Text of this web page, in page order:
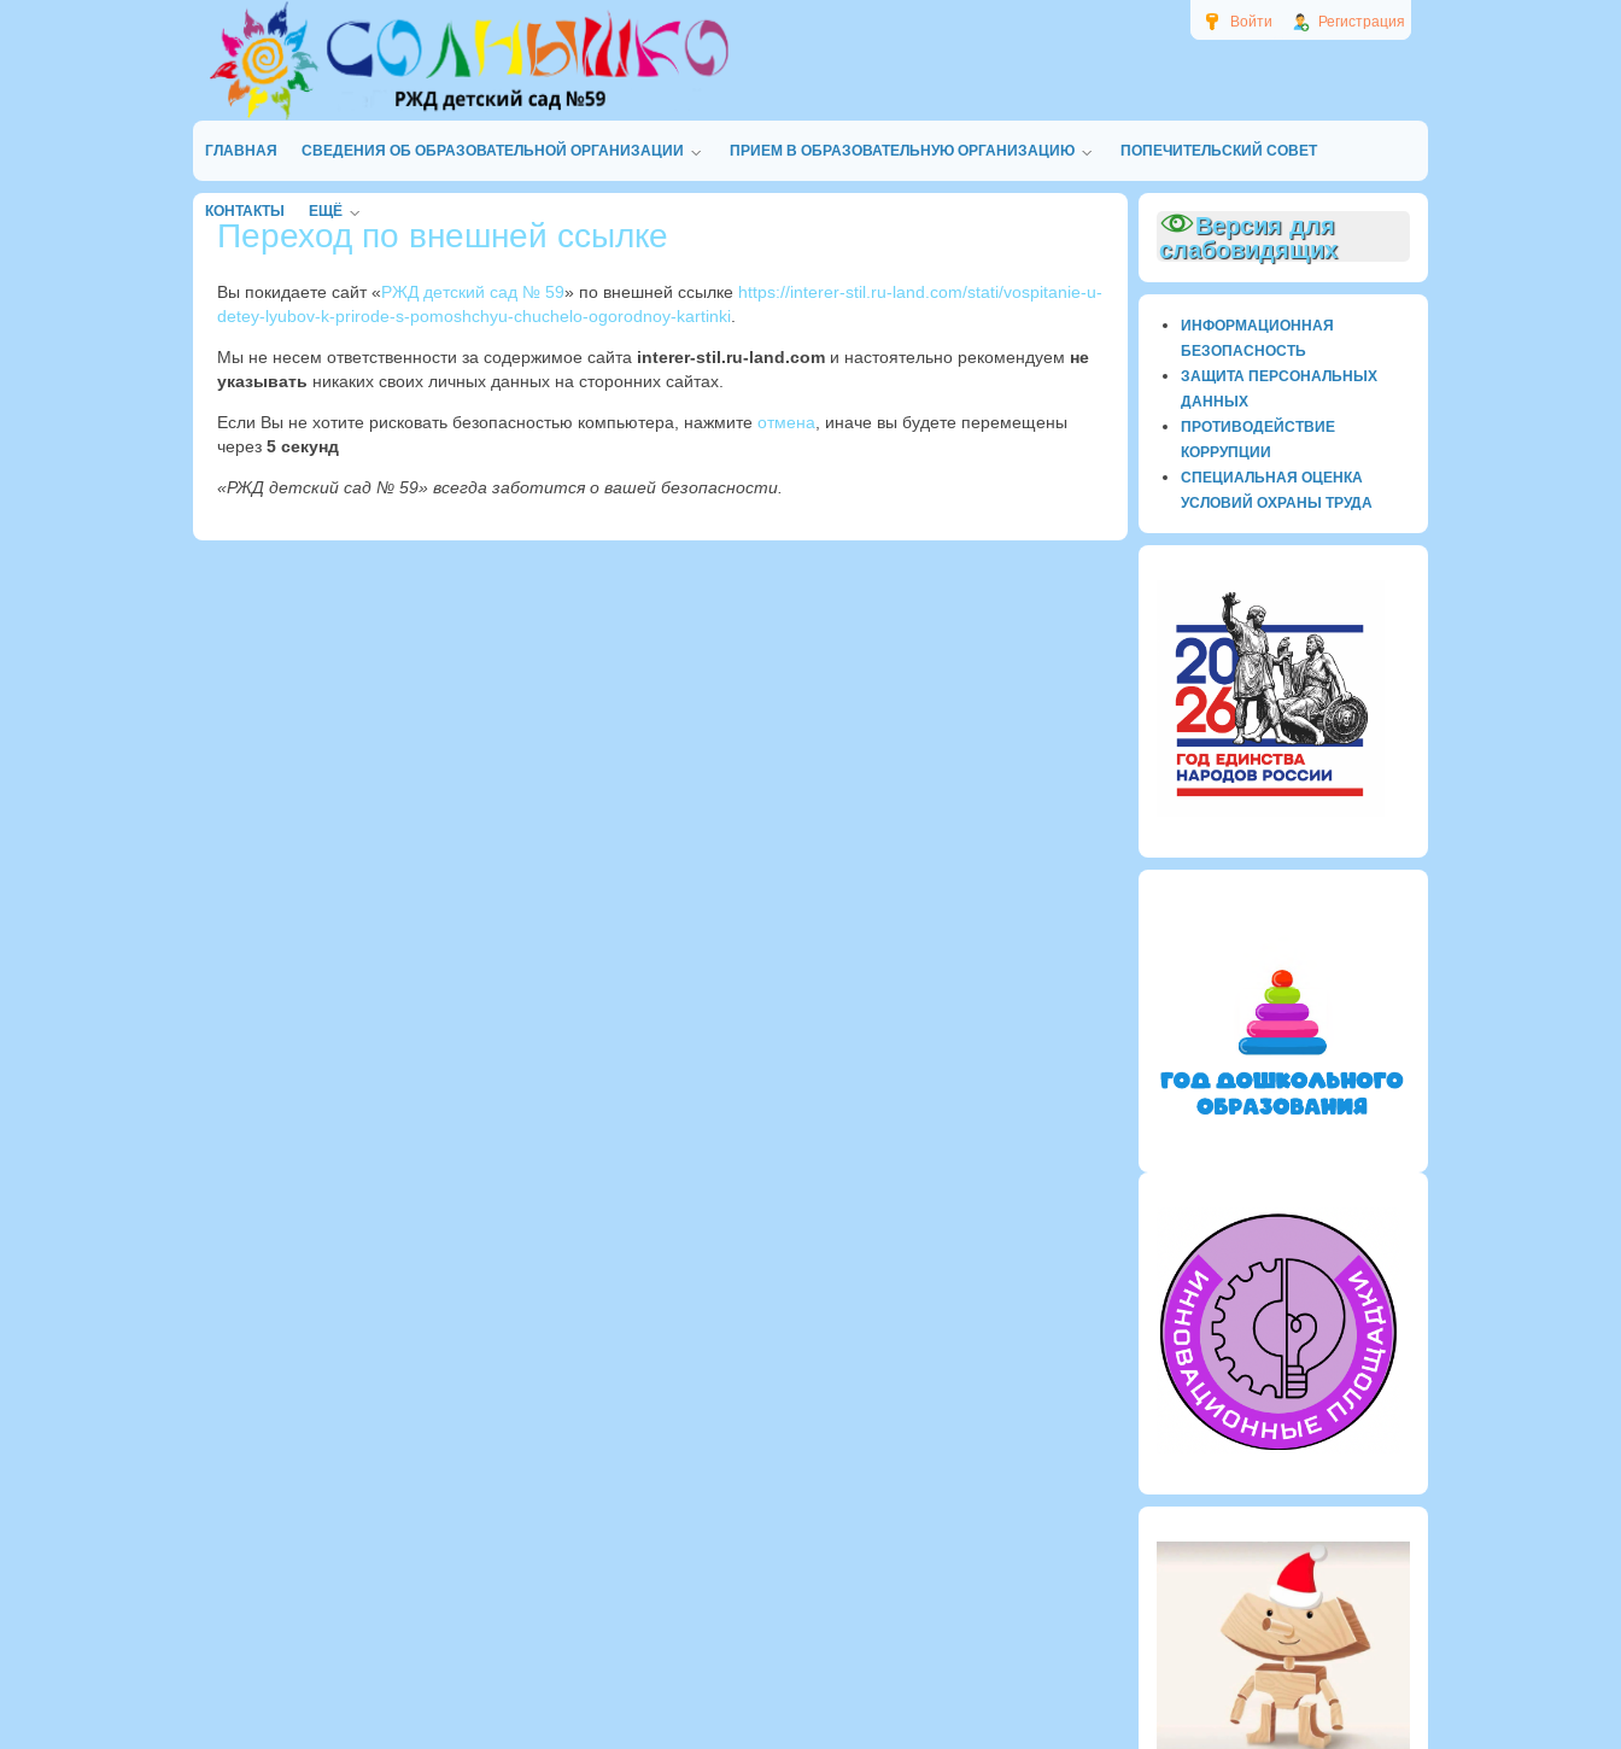
Войти Регистрация
ГЛАВНАЯ СВЕДЕНИЯ ОБ ОБРАЗОВАТЕЛЬНОЙ ОРГАНИЗАЦИИ ПРИЕМ В ОБРАЗОВАТЕЛЬНУЮ ОРГАНИЗАЦИЮ ПОПЕЧИТЕЛЬСКИЙ СОВЕТ
КОНТАКТЫ ЕЩЁ
Переход по внешней ссылке
Вы покидаете сайт «РЖД детский сад № 59» по внешней ссылке https://interer-stil.ru-land.com/stati/vospitanie-u-
detey-lyubov-k-prirode-s-pomoshchyu-chuchelo-ogorodnoy-kartinki
Мы не несем ответственности за содержимое сайта interer-stil.ru-land.com и настоятельно рекомендуем не
указывать никаких своих личных данных на сторонних сайтах.
Если Вы не хотите рисковать безопасностью компьютера, нажмите отмена , иначе вы будете перемещены
через 4 секунд
«РЖД детский сад № 59» всегда заботится о вашей безопасности.
Версия для
слабовидящих
ИНФОРМАЦИОННАЯ
БЕЗОПАСНОСТЬ
ЗАЩИТА ПЕРСОНАЛЬНЫХ
ДАННЫХ
ПРОТИВОДЕЙСТВИЕ
КОРРУПЦИИ
СПЕЦИАЛЬНАЯ ОЦЕНКА
УСЛОВИЙ ОХРАНЫ ТРУДА